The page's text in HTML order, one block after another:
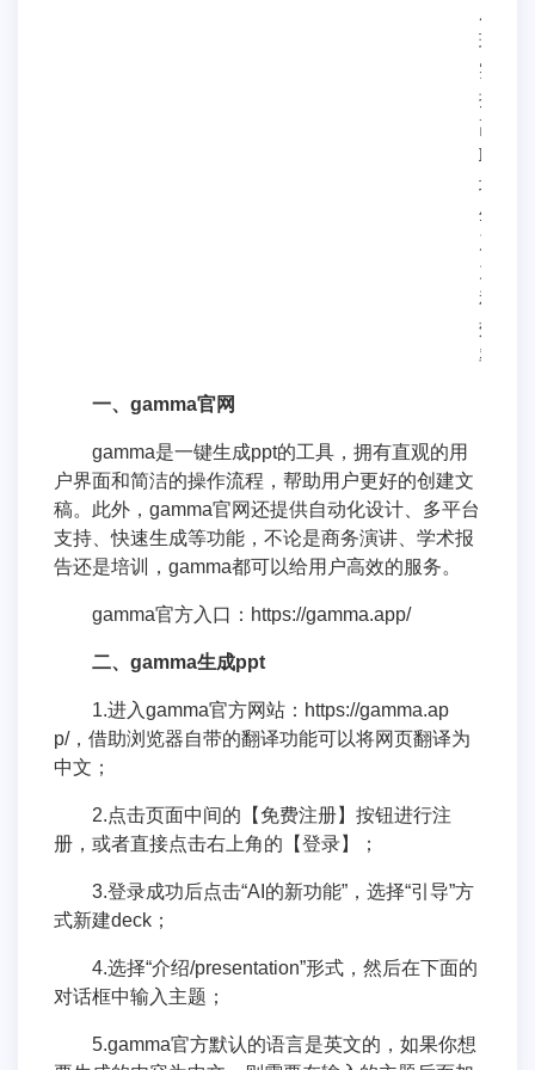
现
实，
提
高
职
场
生
产
力
和
效
率。
一、gamma官网
gamma是一键生成ppt的工具，拥有直观的用
户界面和简洁的操作流程，帮助用户更好的创建文
稿。此外，gamma官网还提供自动化设计、多平台
支持、快速生成等功能，不论是商务演讲、学术报
告还是培训，gamma都可以给用户高效的服务。
gamma官方入口：https://gamma.app/
二、gamma生成ppt
1.进入gamma官方网站：https://gamma.ap
p/，借助浏览器自带的翻译功能可以将网页翻译为
中文；
2.点击页面中间的【免费注册】按钮进行注
册，或者直接点击右上角的【登录】；
3.登录成功后点击“AI的新功能”，选择“引导”方
式新建deck；
4.选择“介绍/presentation”形式，然后在下面的
对话框中输入主题；
5.gamma官方默认的语言是英文的，如果你想